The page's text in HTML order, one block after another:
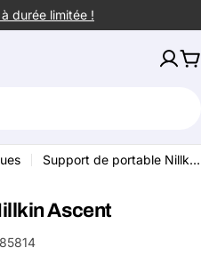
durée limitée !
Support de portable Nillkin Ascent
Ascent